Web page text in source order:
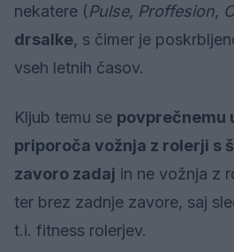
nekatere (Pulse, Proffesion,
drsalke, s čimer je
vseh letnih časov.
Kljub temu se povprečnemu
priporoča vožnja z rolerji s
zavoro zadaj in ne vožnja z
ter brez zadnje zavore, saj
t.i. fitness rolerjev.